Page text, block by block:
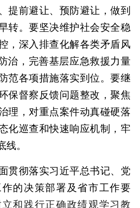
提前避让、预防避让，做到
转。要坚决维护社会安全稳
，深入排查化解各类矛盾风
治，完善基层应急救援力量
范各项措施落实到位。要继
保督察反馈问题整改，聚焦
理，对重点案件动真碰硬落
化巡查和快速响应机制，牢
。
贯彻落实习近平总书记、党
的决策部署及省市工作要
和践行正确政绩观学习教